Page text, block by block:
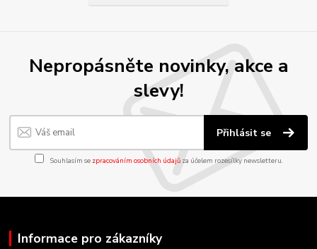
Nepropásněte novinky, akce a
slevy!
Přihlásit se
Souhlasím se zpracováním osobních údajůza účelem rozesílky newsletteru.
Informace pro zákazníky